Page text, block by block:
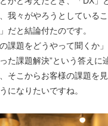
我々がやろうとしている
だと結論付たのです。
課題をどうやって聞くか
た課題解決”という答えに
そこからお客様の課題を
になりたいですね。